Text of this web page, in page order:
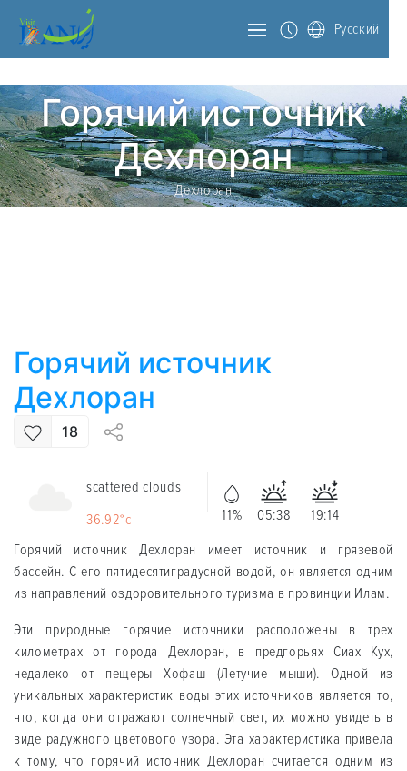
Русский
Горячий источник
Дехлоран
Дехлоран
Горячий источник
Дехлоран
18
scattered clouds
36.92°c
11% 05:38
19:14
Горячий источник Дехлоран имеет источник и грязевой
бассейн. С его пятидесятиградусной водой, он является одним
из направлений оздоровительного туризма в провинции Илам.
Эти природные горячие источники расположены в трех
километрах от города Дехлоран, в предгорьях Сиах Кух,
недалеко от пещеры Хофаш (Летучие мыши). Одной из
уникальных характеристик воды этих источников является то,
что, когда они отражают солнечный свет, их можно увидеть в
виде радужного цветового узора. Эта характеристика привела
к тому, что горячий источник Дехлоран считается одним из